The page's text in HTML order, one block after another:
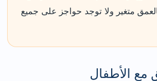
متغير ولا توجد حواجز على جميع
مع الأطفال